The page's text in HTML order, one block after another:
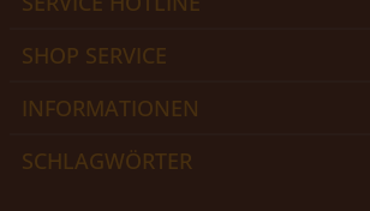
SHOP SERVICE
INFORMATIONEN
SCHLAGWÖRTER